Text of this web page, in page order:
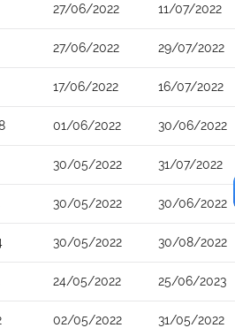
27/06/2022 11/07/2022
27/06/2022 29/07/2022
17/06/2022 16/07/2022
01/06/2022 30/06/2022
30/05/2022 31/07/2022
30/05/2022 30/06/2022
30/05/2022 30/08/2022
24/05/2022 25/06/2023
02/05/2022 31/05/2022